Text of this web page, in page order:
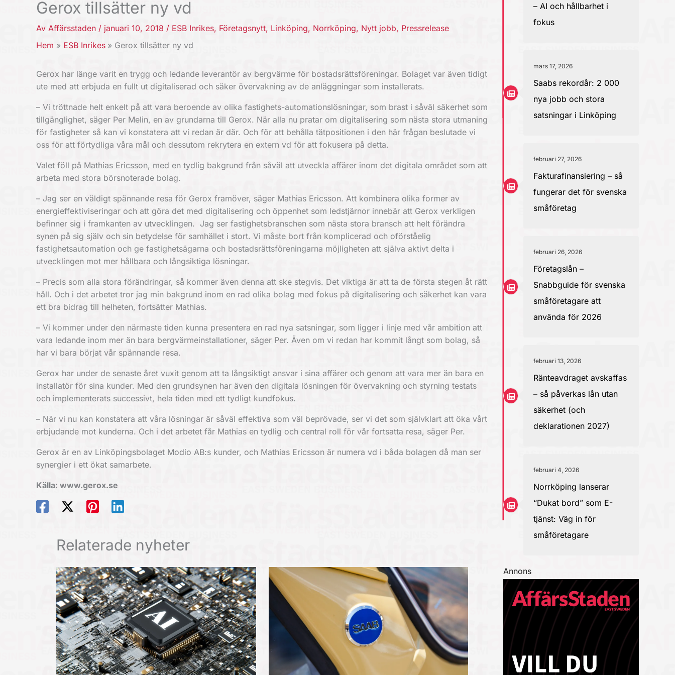
Gerox tillsätter ny vd
Av Affärsstaden / januari 10, 2018 / ESB Inrikes, Företagsnytt, Linköping, Norrköping, Nytt jobb, Pressrelease
Hem
ESB Inrikes Gerox tillsätter ny vd
Gerox har länge varit en trygg och ledande leverantör av bergvärme för bostadsrättsföreningar. Bolaget var även tidigt
ute med att erbjuda en fullt ut digitaliserad och säker övervakning av de anläggningar som installerats.
– Vi tröttnade helt enkelt på att vara beroende av olika fastighets-automationslösningar, som brast i såväl säkerhet som
tillgänglighet, säger Per Melin, en av grundarna till Gerox. När alla nu pratar om digitalisering som nästa stora utmaning
för fastigheter så kan vi konstatera att vi redan är där. Och för att behålla tätpositionen i den här frågan beslutade vi
oss för att förtydliga våra mål och dessutom rekrytera en extern vd för att fokusera på detta.
Valet föll på Mathias Ericsson, med en tydlig bakgrund från såväl att utveckla affärer inom det digitala området som att
arbeta med stora börsnoterade bolag.
– Jag ser en väldigt spännande resa för Gerox framöver, säger Mathias Ericsson. Att kombinera olika former av
energieffektiviseringar och att göra det med digitalisering och öppenhet som ledstjärnor innebär att Gerox verkligen
befinner sig i framkanten av utvecklingen. Jag ser fastighetsbranschen som nästa stora bransch att helt förändra
synen på sig själv och sin betydelse för samhället i stort. Vi måste bort från komplicerad och oförståelig
fastighetsautomation och ge fastighetsägarna och bostadsrättsföreningarna möjligheten att själva aktivt delta i
utvecklingen mot mer hållbara och långsiktiga lösningar.
– Precis som alla stora förändringar, så kommer även denna att ske stegvis. Det viktiga är att ta de första stegen åt rätt
håll. Och i det arbetet tror jag min bakgrund inom en rad olika bolag med fokus på digitalisering och säkerhet kan vara
ett bra bidrag till helheten, fortsätter Mathias.
– Vi kommer under den närmaste tiden kunna presentera en rad nya satsningar, som ligger i linje med vår ambition att
vara ledande inom mer än bara bergvärmeinstallationer, säger Per. Även om vi redan har kommit långt som bolag, så
har vi bara börjat vår spännande resa.
Gerox har under de senaste året vuxit genom att ta långsiktigt ansvar i sina affärer och genom att vara mer än bara en
installatör för sina kunder. Med den grundsynen har även den digitala lösningen för övervakning och styrning testats
och implementerats successivt, hela tiden med ett tydligt kundfokus.
– När vi nu kan konstatera att våra lösningar är såväl effektiva som väl beprövade, ser vi det som självklart att öka vårt
erbjudande mot kunderna. Och i det arbetet får Mathias en tydlig och central roll för vår fortsatta resa, säger Per.
Gerox är en av Linköpingsbolaget Modio AB:s kunder, och Mathias Ericsson är numera vd i båda bolagen då man ser
synergier i ett ökat samarbete.
Källa: www.gerox.se
Relaterade nyheter
– AI och hållbarhet i
fokus
mars 17, 2026
Saabs rekordår: 2 000
nya jobb och stora
satsningar i Linköping
februari 27, 2026
Fakturafinansiering – så
fungerar det för svenska
småföretag
februari 26, 2026
Företagslån –
Snabbguide för svenska
småföretagare att
använda för 2026
februari 13, 2026
Ränteavdraget avskaffas
– så påverkas lån utan
säkerhet (och
deklarationen 2027)
februari 4, 2026
Norrköping lanserar
“Dukat bord” som E-
tjänst: Väg in för
småföretagare
Annons